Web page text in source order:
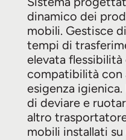
dinamico dei
mobili. Gestisce
tempi di
elevata
compatibilità con
esigenza
di deviare e
altro
mobili installati